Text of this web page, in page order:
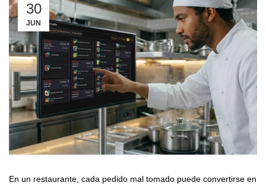
30
JUN
En un restaurante, cada pedido mal tomado puede convertirse en